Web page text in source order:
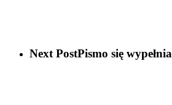
Next PostPismo się wypełnia